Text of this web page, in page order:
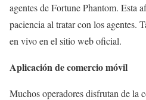
agentes de Fortune Phantom. Esta
paciencia al tratar con los agentes.
en vivo en el sitio web oficial.
Aplicación de comercio móvil
Muchos operadores disfrutan de la